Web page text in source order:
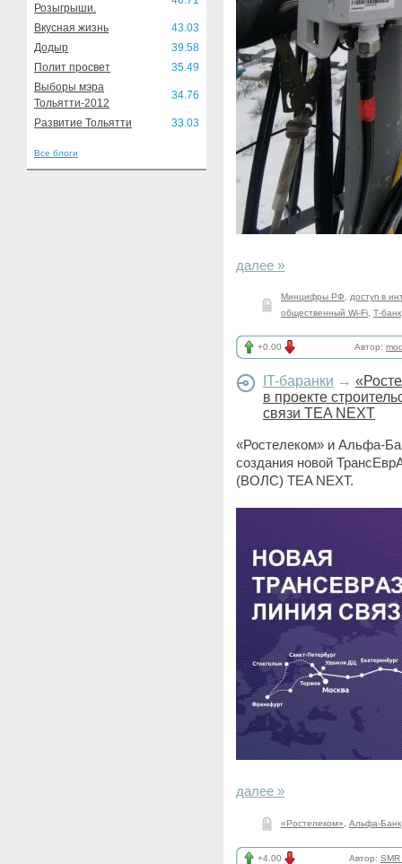
Розыгрыши.
Вкусная жизнь
43.03
Додыр
39.58
Полит просвет
35.49
Выборы мэра
Тольятти-2012
34.76
Развитие Тольятти 33.03
Все блоги
далее »
Минцифры РФ
доступ в
общественный Wi-Fi Т-банк
+0.00 Автор:
IT-баранки →
в проекте
связи TEA NEXT
«Ростелеком» и Альфа-
создания новой
(ВОЛС) TEA NEXT.
далее »
«Ростелеком» Альфа-Банк
+4.00 Автор: